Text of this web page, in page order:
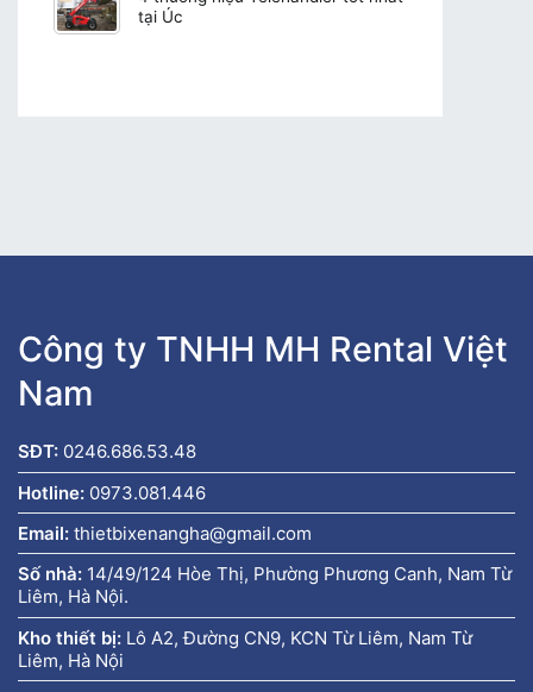
tại Úc
Công ty TNHH MH Rental Việt
Nam
SĐT: 0246.686.53.48
Hotline: 0973.081.446
Email: thietbixenangha@gmail.com
Số nhà: 14/49/124 Hòe Thị, Phường Phương Canh, Nam Từ
Liêm, Hà Nội.
Kho thiết bị: Lô A2, Đường CN9, KCN Từ Liêm, Nam Từ
Liêm, Hà Nội